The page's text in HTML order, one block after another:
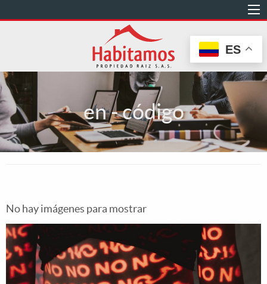
al
en - código
No hay imágenes para mostrar
ES